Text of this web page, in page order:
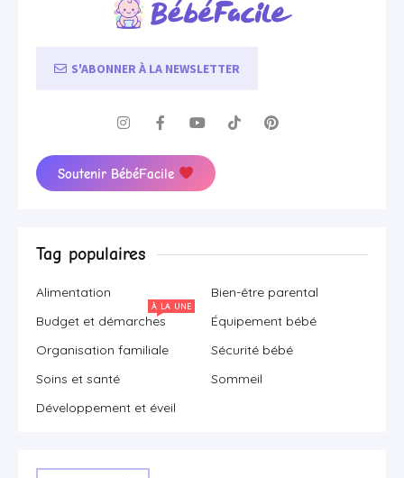
S'ABONNER À LA NEWSLETTER
Soutenir BébéFacile
Tag populaires
Alimentation
Bien-être parental
Budget et démarches
À LA UNE
Équipement bébé
Organisation familiale
Sécurité bébé
Soins et santé
Sommeil
Développement et éveil